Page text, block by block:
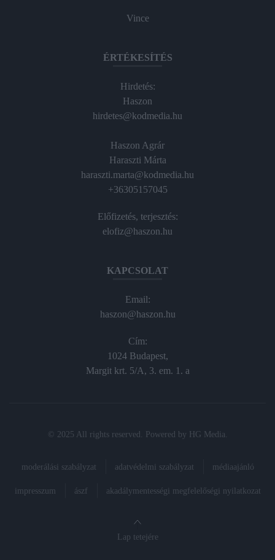
Vince
ÉRTÉKESÍTÉS
Hirdetés:
Haszon
hirdetes@kodmedia.hu
Haszon Agrár
Haraszti Márta
haraszti.marta@kodmedia.hu
+36305157045
Előfizetés, terjesztés:
elofiz@haszon.hu
KAPCSOLAT
Email:
haszon@haszon.hu
Cím:
1024 Budapest,
Margit krt. 5/A, 3. em. 1. a
© 2025 All rights reserved. Powered by HG Media
moderálási szabályzat adatvédelmi szabályzat médiaajánló
impresszum ászf akadálymentességi megfelelőségi nyilatkozat
Lap tetejére